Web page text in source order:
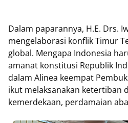
Dalam paparannya, H.E. Drs.
mengelaborasi konflik Timur
global. Mengapa Indonesia
amanat konstitusi Republik
dalam Alinea keempat
ikut melaksanakan ketertiban
kemerdekaan, perdamaian